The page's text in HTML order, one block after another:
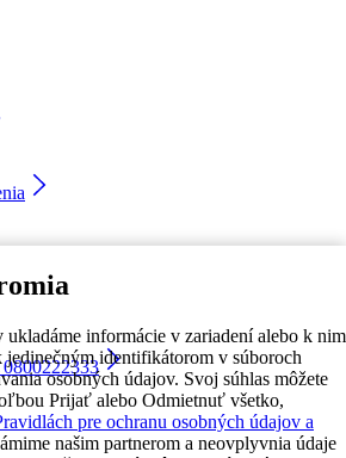
ukladáme informácie v zariadení alebo k nim
identifikátorom v súboroch
osobných údajov. Svoj súhlas môžete
Prijať alebo Odmietnuť všetko,
pre ochranu osobných údajov a
našim partnerom a neovplyvnia údaje